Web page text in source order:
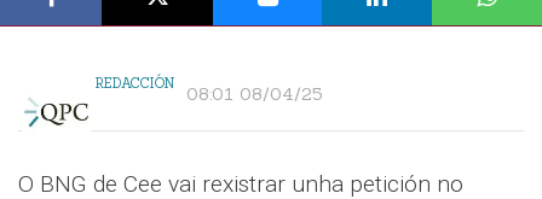
REDACCIÓN 08:01 08/04/25
O BNG de Cee vai rexistrar unha petición no